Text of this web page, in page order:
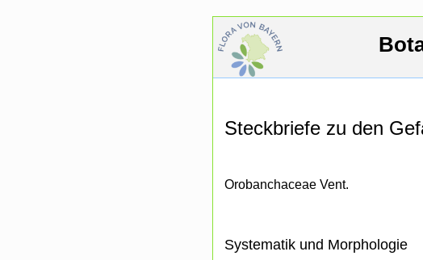
Steckbriefe zu den
Orobanchaceae Vent.
Systematik und Morphologie